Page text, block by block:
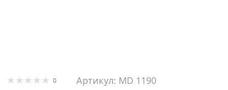
0 Артикул: MD 1190